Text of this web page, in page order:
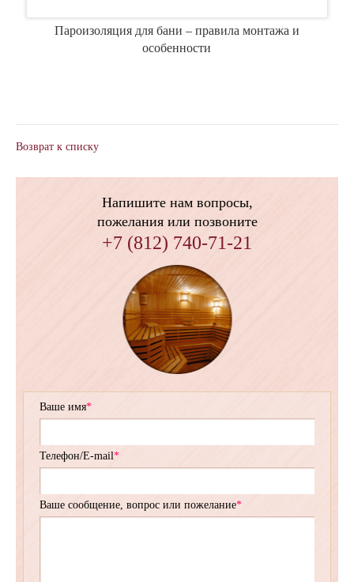
Пароизоляция для бани – правила монтажа и
особенности
Возврат к списку
Напишите нам вопросы,
пожелания или позвоните
+7 (812) 740-71-21
Ваше имя*
Телефон/E-mail*
Ваше сообщение, вопрос или пожелание*